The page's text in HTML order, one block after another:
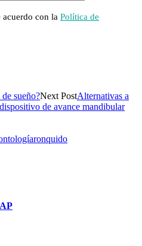
con la Política de
de sueño?Next PostAlternativas a
de avance mandibular
ronquido